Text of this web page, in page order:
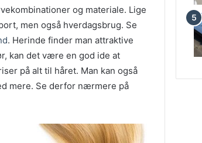
og materiale. Lige
men også hverdagsbrug. Se
. Herinde finder man attraktive
kan det være en god ide at
på alt til håret. Man kan også
mere. Se derfor nærmere på